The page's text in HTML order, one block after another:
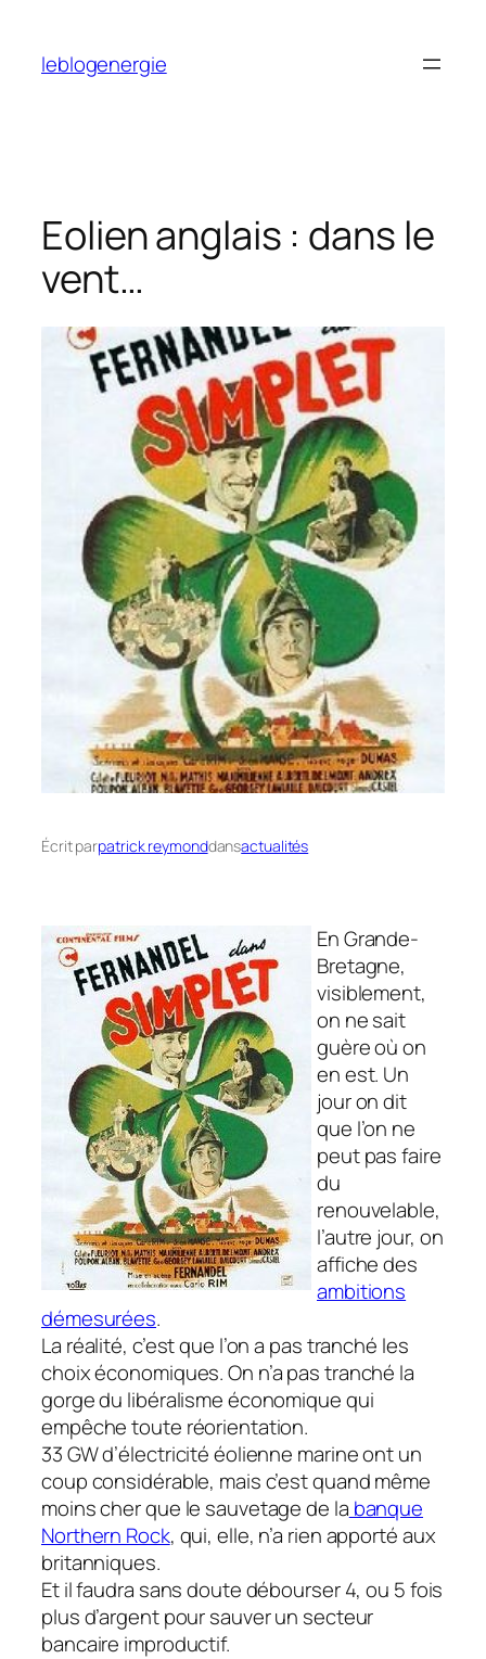
contenu
leblogenergie
Eolien anglais : dans le
vent…
Écrit parpatrick reymonddansactualités
En Grande-
Bretagne,
visiblement,
on ne sait
guère où on
en est. Un
jour on dit
que l’on ne
peut pas faire
du
renouvelable,
l’autre jour, on
affiche des
ambitions
démesurées.
La réalité, c’est que l’on a pas tranché les
choix économiques. On n’a pas tranché la
gorge du libéralisme économique qui
empêche toute réorientation.
33 GW d’électricité éolienne marine ont un
coup considérable, mais c’est quand même
moins cher que le sauvetage de la banque
Northern Rock, qui, elle, n’a rien apporté aux
britanniques.
Et il faudra sans doute débourser 4, ou 5 fois
plus d’argent pour sauver un secteur
bancaire improductif.